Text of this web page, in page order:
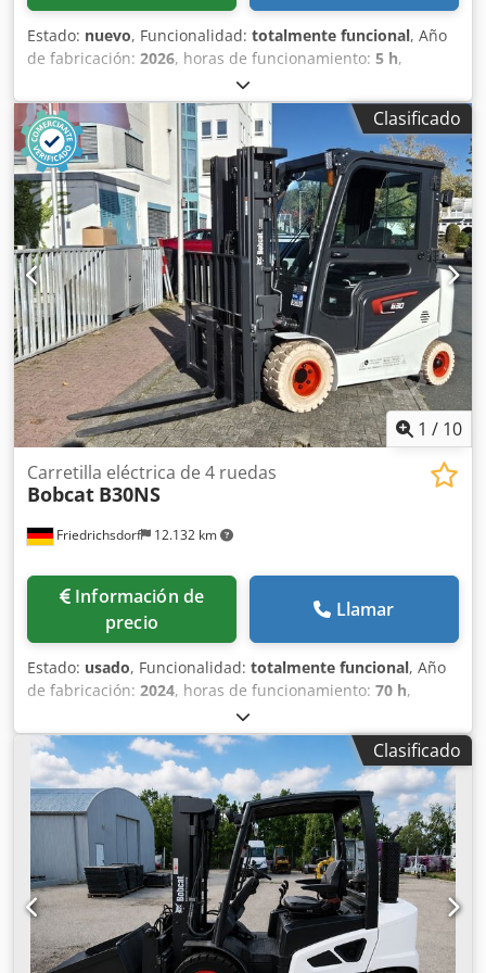
Estado: nuevo, Funcionalidad: totalmente funcional, Año
de fabricación: 2026, horas de funcionamiento: 5 h,
1.200 kg, altura de elevación:
mm, tipo de combustible:eléctrico, tipo de mástil:dúplex,
altura de construcción: 2.150 mm
, longitud de la horquilla:
1.150 mm
, peso en vacío: 585 kg, longitud total:1.710 mm
tipo de accionamiento: Elektro
, ancho de construcción:
800 mm
, Apilador Centro de carga: 600 mm Ancho de
horquillas: 180 mm Grosor de horquillas: 60 mm Tipo de
mástil: Dúplex Estado: Nuevo Estado técnico: Nuevo Tipo
de neumático delantero: Poliuretano Estado del neumático
delantero: 80 - 100% Tipo de neumático trasero:
Poliuretano Cjdpfx Aoy Uz Sqjfuerf Estado del neumático
trasero: 80 - 100% Batería Voltios: 24V Batería Ah: 60Ah
Tipo de batería: Ion de litio Año de fabricación de la
batería: 2026 Estado de la batería: 80 - 100% Certificado
CE, Batería de ion de litio libre de mantenimiento 24 V
Clasificado
1 / 10
Friedrichsdorf 12.132 km
Carretilla eléctrica de 4 ruedas
Bobcat B30NS
Información de
precio
Llamar
Estado: usado, Funcionalidad: totalmente funcional, Año
de fabricación: 2024, horas de funcionamiento: 70 h,
3.000 kg, altura de elevación:
mm, ascensor libre:1.475 mm, tipo de combustible:
eléctrico
, tipo de mástil: triple
, altura de construcción:
2.145 mm , potencia:16 kW (21,75 CV), anchura del
portahorquillas:1.116 mm, longitud de la horquilla:1.200
, peso en vacío: 4.850 kg, longitud total:2.520 mm,
tipo de accionamiento:
Elektro, ancho de construcción:
1.244 mm, Apilador eléctrico de 4 ruedas Centro de
gravedad de la carga: 500 Ancho de las horquillas: 122 mm
Grosor de las horquillas: 45 mm Clase ISO: Clase ISO 3 =
2.500 - 4.999 kg Tipo de mástil: Tríplex Clase de velocidad:
15 Estado: Como nuevo Estado técnico: Muy bueno
Clasificado